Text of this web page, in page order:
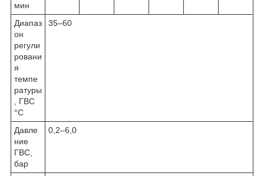
мин
Диапаз
он
регули
ровани
я
темпе
ратуры
, ГВС
°C
35–60
Давле
ние
ГВС,
бар
0,2–6,0